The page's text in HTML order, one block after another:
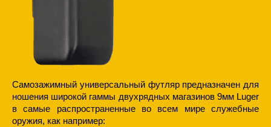
Самозажимный универсальный футляр предназначен для
ношения широкой гаммы двухрядных магазинов 9мм Luger
в самые распространенные во всем мире служебные
оружия, как например: